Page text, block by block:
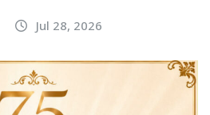
Jul 28, 2026